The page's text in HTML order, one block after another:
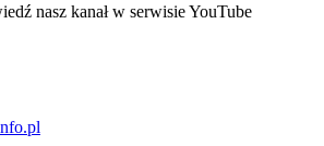
się w nowej karcie
nasz kanał w serwisie YouTube